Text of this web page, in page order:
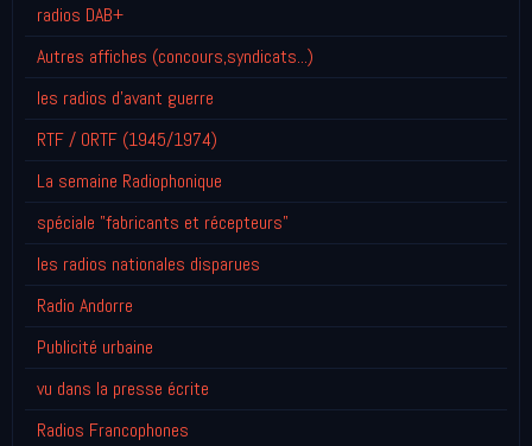
radios DAB+
Autres affiches (concours,syndicats...)
les radios d'avant guerre
RTF / ORTF (1945/1974)
La semaine Radiophonique
spéciale "fabricants et récepteurs"
les radios nationales disparues
Radio Andorre
Publicité urbaine
vu dans la presse écrite
Radios Francophones